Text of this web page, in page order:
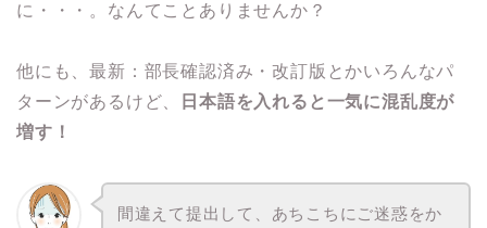
に・・・。なんてことありませんか？
他にも、最新：部長確認済み・改訂版とかいろんなパ
ターンがあるけど、
日本語を入れると一気に混乱度が
増す！
間違えて提出して、あちこちにご迷惑をか